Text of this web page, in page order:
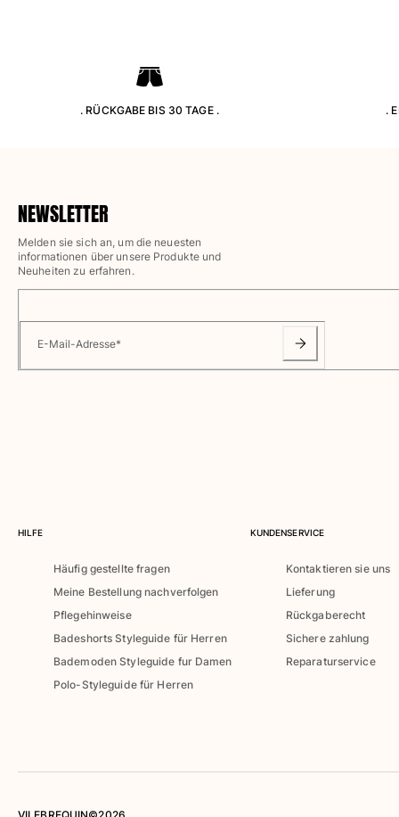
Alle Badehose anzeigen
Hemden
Sweatshirts
Alle Bademode anzeigen
Bekleidung
Kleider und Röcke
Overall
Babys
. RÜCKGABE BIS 30 TAGE . .
NEWSLETTER
Melden sie sich an, um die neuesten
informationen über unsere Produkte und
Neuheiten zu erfahren.
E-Mail-Adresse*
HILFE
Häufig gestellte fragen
Meine Bestellung nachverfolgen
Pflegehinweise
Badeshorts Styleguide für Herren
Bademoden Styleguide fur Damen
Polo-Styleguide für Herren
KUNDENSERVICE
Kontaktieren sie uns
Lieferung
Rückgaberecht
Sichere zahlung
Reparaturservice